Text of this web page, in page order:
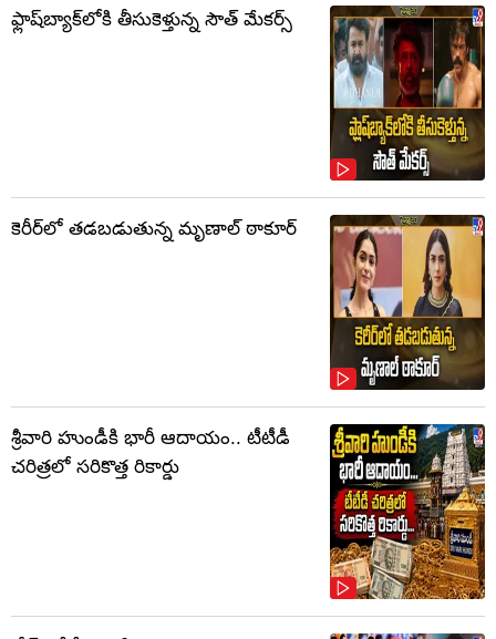
ఫ్లాష్‌బ్యాక్‌లోకి తీసుకెళ్తున్న సౌత్‌ మేకర్స్‌
కెరీర్‌లో తడబడుతున్న మృణాల్ ఠాకూర్
శ్రీవారి హుండీకి భారీ ఆదాయం.. టీటీడీ
చరిత్రలో సరికొత్త రికార్డు